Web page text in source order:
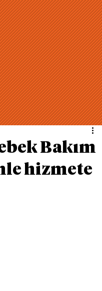
Bakım
hizmete